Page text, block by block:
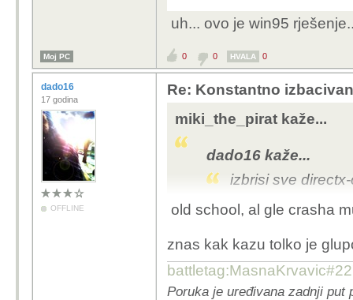
uh... ovo je win95
Moj PC 0 0 HVALA 0
dado16
17 godina
OFFLINE
Re: Konstantno
miki_the_pirat kaže...
dado16 kaže...
izbrisi sve
uh... ovo je win95
old school, al gle crasha
znas kak kazu tolko je
Poruka je uređivana zadnji put